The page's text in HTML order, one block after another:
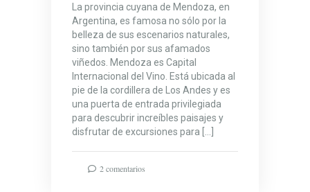
La provincia cuyana de Mendoza, en
Argentina, es famosa no sólo por la
belleza de sus escenarios naturales,
sino también por sus afamados
viñedos. Mendoza es Capital
Internacional del Vino. Está ubicada al
pie de la cordillera de Los Andes y es
una puerta de entrada privilegiada
para descubrir increíbles paisajes y
disfrutar de excursiones para […]
2 comentarios